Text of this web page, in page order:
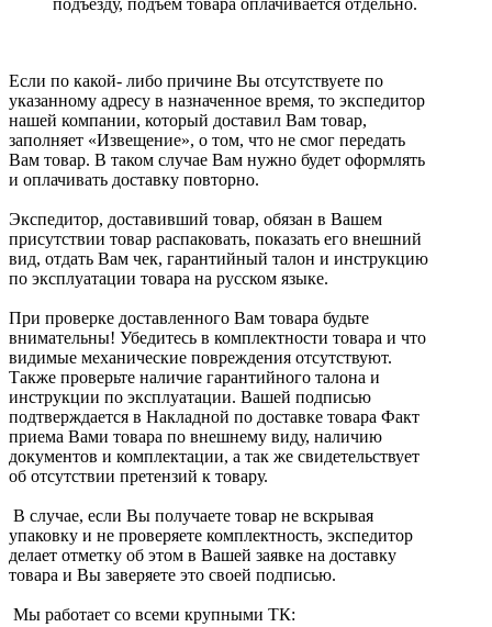
Если по какой- либо причине Вы отсутствуете по
указанному адресу в назначенное время, то экспедитор
нашей компании, который доставил Вам товар,
заполняет «Извещение», о том, что не смог передать
Вам товар. В таком случае Вам нужно будет оформлять
и оплачивать доставку повторно.
Экспедитор, доставивший товар, обязан в Вашем
присутствии товар распаковать, показать его внешний
вид, отдать Вам чек, гарантийный талон и инструкцию
по эксплуатации товара на русском языке.
При проверке доставленного Вам товара будьте
внимательны! Убедитесь в комплектности товара и что
видимые механические повреждения отсутствуют.
Также проверьте наличие гарантийного талона и
инструкции по эксплуатации. Вашей подписью
подтверждается в Накладной по доставке товара Факт
приема Вами товара по внешнему виду, наличию
документов и комплектации, а так же свидетельствует
об отсутствии претензий к товару.
В случае, если Вы получаете товар не вскрывая
упаковку и не проверяете комплектность, экспедитор
делает отметку об этом в Вашей заявке на доставку
товара и Вы заверяете это своей подписью.
Мы работает со всеми крупными ТК: